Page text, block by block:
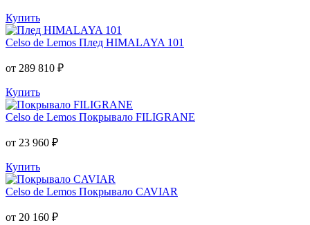
Купить
Celso de Lemos Плед HIMALAYA 101
от 289 810 ₽
Купить
Celso de Lemos Покрывало FILIGRANE
от 23 960 ₽
Купить
Celso de Lemos Покрывало CAVIAR
от 20 160 ₽